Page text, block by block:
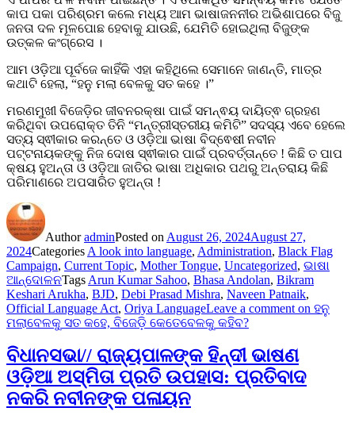
କାପ ପକା ପରିଶ୍ରମ କଲେ ମଧ୍ୟ ଆମ ଭାଷାଜନନୀର ଅଭିଶାପରେ ବିଜୁ
ଜନତା ଦଳ ମୂଳପୋଛ ହେବାକୁ ଯାଉଛି, ଯେମିତି ହୋଇଥିଲା ବିଜୁଙ୍କ
ଉତ୍କଳ କଂଗ୍ରେସ ।
ଆମ ଓଡ଼ିଆ ପୂର୍ବଜେ କାହିଁକି ଏହା କହିଥିଲେ ସେମାନେ ଜାଣନ୍ତି, ମାତ୍ର
କଥାଟି ହେଲା, “ହନୁ ମଲା ବେଳକୁ ସତ କହେ ।”
ମରଣମୁଖୀ ବିଜେଡ଼ିର ଜୀବନରକ୍ଷା ପାଇଁ ସମନ୍ଵୟ ଦାୟିତ୍ଵ ଗ୍ରହଣ
କରିଥିବା ଉପରୋକ୍ତ ତିନି “ମନ୍ତ୍ରୀସ୍ତରୀୟ କମିଟି” ସଦସ୍ୟ ଏବେ ହେଲେ
ସତ୍ୟ ସ୍ଵୀକାର କରନ୍ତେ ଓ ଓଡ଼ିଆ ଭାଷା ବିଦ୍ଵେଷୀ ନବୀନ
ପଟ୍ଟନାୟକଙ୍କୁ ନିଜ ଦୋଷ ସ୍ଵୀକାର ପାଇଁ ପ୍ରବର୍ତ୍ତାନ୍ତେ ! କିଛି ତ ପାପ
କ୍ଷୟ ହୁଅନ୍ତା ଓ ଓଡ଼ିଆ ଜାତିର ଭାଷା ଅଧିକାର ପଥରୁ ଅନ୍ତରାୟ କିଛି
ପରିମାଣରେ ଅପସାରିତ ହୁଅନ୍ତା !
AuthoradminPosted on August 26, 2024August 27,
2024Categories A look into language, Administration, Black Flag
Campaign, Current Topic, Mother Tongue, Uncategorized, ଭାଷା
ଆନ୍ଦୋଳନTags Arun Kumar Sahoo, Bhasa Andolan, Bikram
Keshari Arukha, BJD, Debi Prasad Mishra, Naveen Patnaik,
Official Language Act, Oriya LanguageLeave a comment on ହନୁ
ମଲାବେଳକୁ ସତ କହେ, ବିଜେଡ଼ି କେତେବେଳକୁ କହିବ?
ବିଧାନସଭା// ରାଜ୍ୟପାଳଙ୍କ ହିନ୍ଦୀ ଭାଷଣ
ଓଡ଼ିଆ ଅସ୍ମିତା ପ୍ରତି ଉପହାସ: ପ୍ରତିବାଦ
ନକରି ନବୀନଙ୍କ ପଳାୟନ